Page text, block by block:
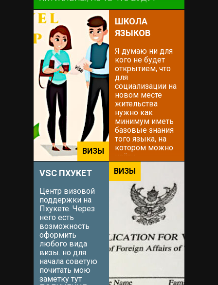
НЕПОСРЕДСТВЕННО НА ЭКЗАМЕНЕ
ПО ССЫЛКЕ ВЫШЕ. ИНФОРМАЦИЯ
НИЖЕ ТАКЖЕ МОЖЕТ БЫТЬ
ПОЛЕЗНОЙ Начнем с того как всё это
удобно...
ВИЗЫ
ШКОЛА
ЯЗЫКОВ
Я думаю ни для
кого не будет
открытием, что
для
социализации на
новом месте
жительства
нужно как
минимум иметь
базовые знания
того языка, на
котором можно
найти
с местными
жителями.
Решение этого
вопроса можно
доверить
Вадиму. Вадим
знаком мне с
самого приезда
на остров в
2015...
ВИЗЫ
VSC ПХУКЕТ
Центр визовой
поддержки на
Пхукете. Через
него есть
возможность
оформить
любого вида
визы. но для
начала советую
почитать мою
заметку тут